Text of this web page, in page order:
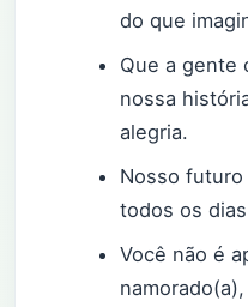
do que
Que a gente
nossa
alegria.
Nosso
todos os
Você não é